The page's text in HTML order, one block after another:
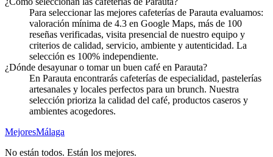
Para seleccionar las mejores cafeterías de Parauta evaluamos:
valoración mínima de 4.3 en Google Maps, más de 100
reseñas verificadas, visita presencial de nuestro equipo y
criterios de calidad, servicio, ambiente y autenticidad. La
selección es 100% independiente.
¿Dónde desayunar o tomar un buen café en Parauta?
En Parauta encontrarás cafeterías de especialidad, pastelerías
artesanales y locales perfectos para un brunch. Nuestra
selección prioriza la calidad del café, productos caseros y
ambientes acogedores.
MejoresMálaga
No están todos. Están los mejores.